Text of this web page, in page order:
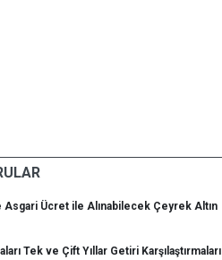
Asgari Ücret ile Alınabilecek Çeyrek Altın
Tek ve Çift Yıllar Getiri Karşılaştırmaları